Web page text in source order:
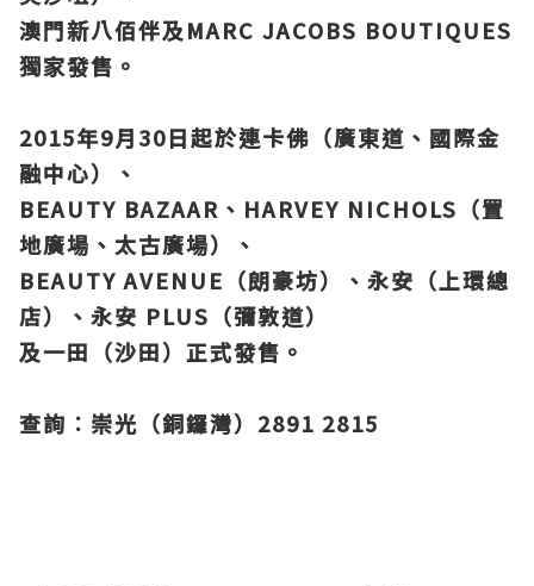
澳門新八佰伴及MARC JACOBS BOUTIQUES
獨家發售。
2015年9月30日起於連卡佛（廣東道、國際金
融中心）、
BEAUTY BAZAAR、HARVEY NICHOLS（置
地廣場、太古廣場）、
BEAUTY AVENUE（朗豪坊）、永安（上環總
店）、永安 PLUS（彌敦道）
及一田（沙田）正式發售。
查詢︰崇光（銅鑼灣）2891 2815